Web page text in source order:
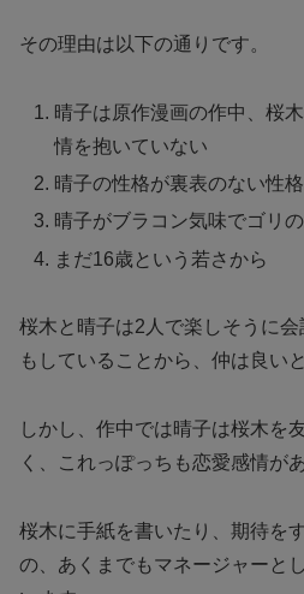
その理由は以下の通りです。
晴子は原作漫画の作中、桜
情を抱いていない
晴子の性格が裏表のない性
晴子がブラコン気味でゴリ
まだ16歳という若さから
桜木と晴子は2人で楽しそうに
もしていることから、仲は良い
しかし、作中では晴子は桜木を
く、これっぽっちも恋愛感情が
桜木に手紙を書いたり、期待を
の、あくまでもマネージャーと